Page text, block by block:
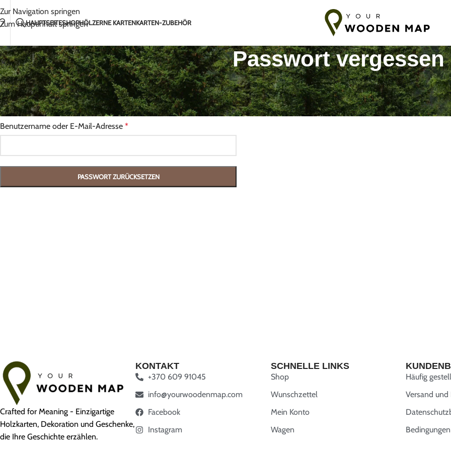
Zur Navigation springen
Zum Hauptinhalt springen
Handgefertigt mit Liebe in Litauen 7-14 Tage Versand in die EU
HAUPTSEITESHOPHÖLZERNE KARTENKARTEN-ZUBEHÖR
Passwort vergessen
Hast du dein Passwort vergessen? Bitte gib deinen Benutzernamen
oder E-Mail-Adresse ein. Du erhältst einen Link per E-Mail, womit du
dir ein neues Passwort erstellen kannst.
Benutzername oder E-Mail-Adresse *
PASSWORT ZURÜCKSETZEN
Crafted for Meaning - Einzigartige
Holzkarten, Dekoration und Geschenke,
die Ihre Geschichte erzählen.
KONTAKT
+370 609 91045
info@yourwoodenmap.com
Facebook
Instagram
SCHNELLE LINKS
Shop
Wunschzettel
Mein Konto
Wagen
Häufig
Versand und